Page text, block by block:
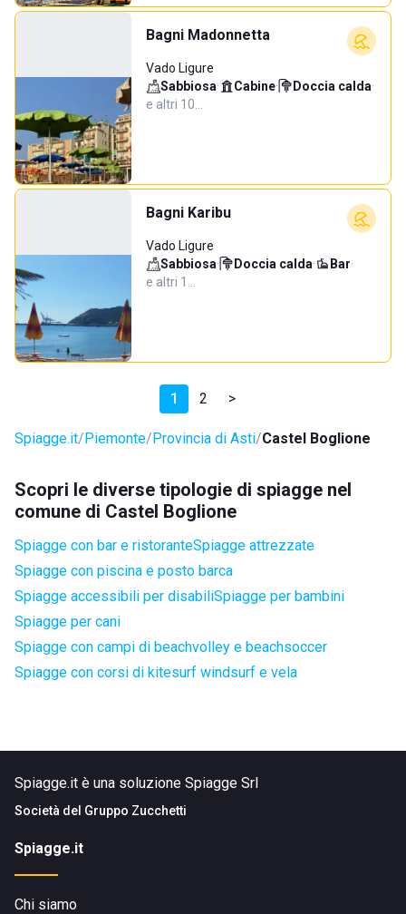
Bagni Madonnetta
Vado Ligure
Sabbiosa· Cabine· Doccia calda·
e altri 10…
Bagni Karibu
Vado Ligure
Sabbiosa· Doccia calda· Bar·
e altri 1…
1 2 >
Spiagge.it Piemonte Provincia di Asti Castel Boglione
Scopri le diverse tipologie di spiagge nel
comune di Castel Boglione
Spiagge con bar e ristoranteSpiagge attrezzate
Spiagge con piscina e posto barca
Spiagge accessibili per disabiliSpiagge per bambini
Spiagge per cani
Spiagge con campi di beachvolley e beachsoccer
Spiagge con corsi di kitesurf windsurf e vela
Spiagge.it è una soluzione Spiagge Srl
Società del Gruppo Zucchetti
Spiagge.it
Chi siamo